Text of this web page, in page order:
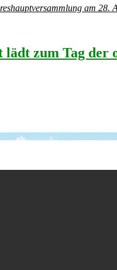
am 28.
lädt zum Tag